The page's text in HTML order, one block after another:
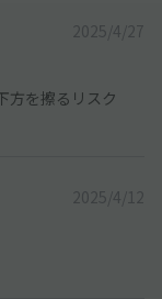
2025/4/27
方を擦るリスク
2025/4/12